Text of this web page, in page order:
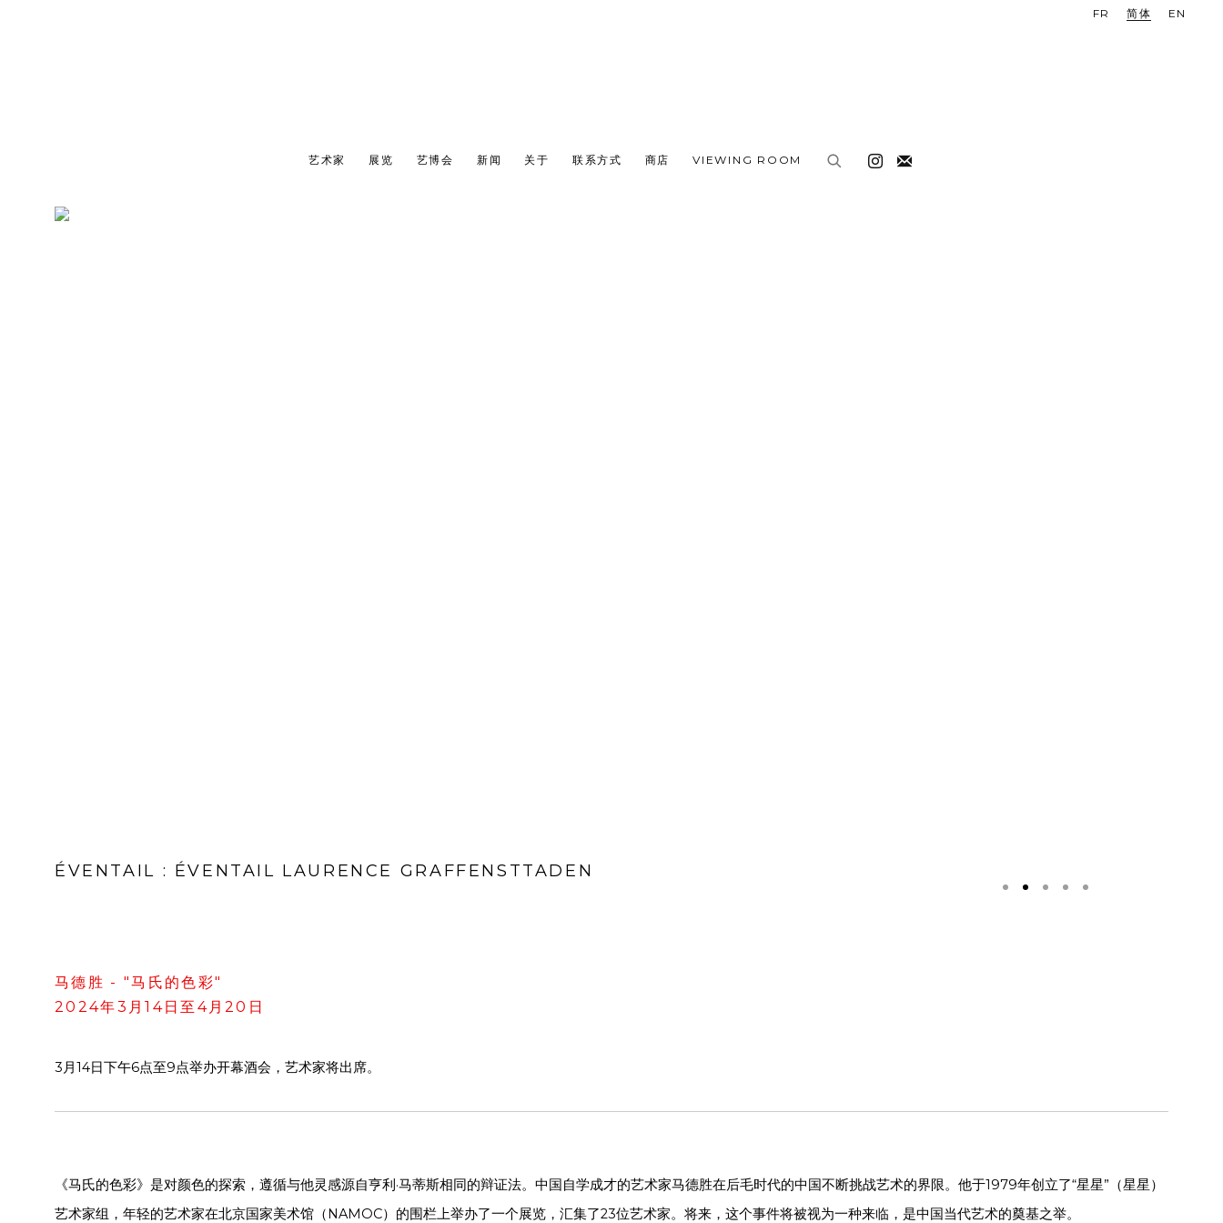
艺术家 展览 艺博会 新闻 关于 联系方式 商店 VIEWING ROOM
FR 简体 EN
ÉVENTAIL : ÉVENTAIL LAURENCE GRAFFENSTTADEN
马德胜 - "马氏的色彩"
2024年3月14日至4月20日
3月14日下午6点至9点举办开幕酒会，艺术家将出席。
《马氏的色彩》是对颜色的探索，遵循与他灵感源自亨利·马蒂斯相同的辩证法。中国自学成才的艺术家马德胜在后毛时代的中国不断挑战艺术的界限。他于1979年创立了“星星”（星星）
艺术家组，年轻的艺术家在北京国家美术馆（NAMOC）的围栏上举办了一个展览，汇集了23位艺术家。将来，这个事件将被视为一种来临，是中国当代艺术的奠基之举。